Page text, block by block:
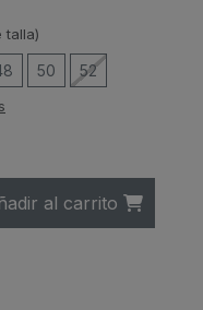
talla)
50 52
al carrito